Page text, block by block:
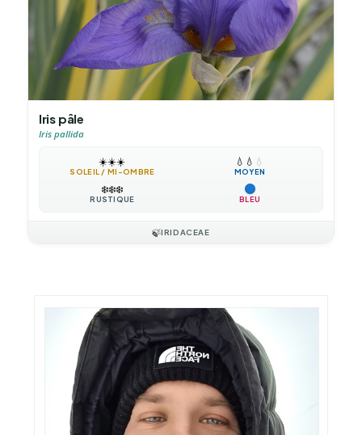
Iris pâle
Iris pallida
☀️☀️☀️
SOLEIL / MI-OMBRE
💧 💧 💧
MOYEN
❄️❄️❄️
RUSTIQUE BLEU
🍃IRIDACEAE